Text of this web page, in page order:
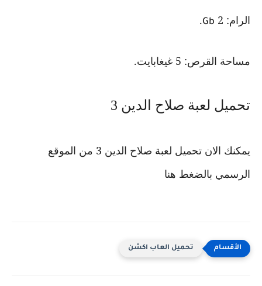
الرام: 2 Gb
.
مساحة القرص: 5 غيغابايت.
تحميل لعبة صلاح الدين 3
يمكنك الان تحميل لعبة صلاح الدين 3 من الموقع
الرسمي بالضغط هنا
تحميل العاب اكشن